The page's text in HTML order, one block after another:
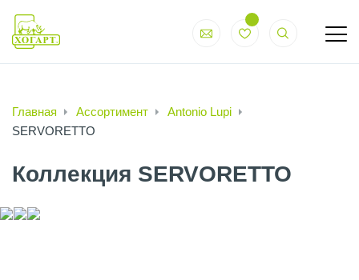
Главная Ассортимент
Antonio Lupi
SERVORETTO
Коллекция SERVORETTO